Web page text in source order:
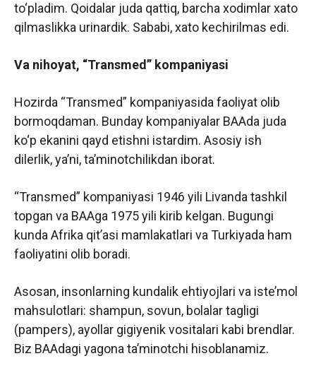
to‘pladim. Qoidalar juda qattiq, barcha xodimlar xato
qilmaslikka urinardik. Sababi, xato kechirilmas edi.
Va nihoyat, “Transmed” kompaniyasi
Hozirda “Transmed” kompaniyasida faoliyat olib
bormoqdaman. Bunday kompaniyalar BAAda juda
ko‘p ekanini qayd etishni istardim. Asosiy ish
dilerlik, ya’ni, ta’minotchilikdan iborat.
“Transmed” kompaniyasi 1946 yili Livanda tashkil
topgan va BAAga 1975 yili kirib kelgan. Bugungi
kunda Afrika qit’asi mamlakatlari va Turkiyada ham
faoliyatini olib boradi.
Asosan, insonlarning kundalik ehtiyojlari va iste’mol
mahsulotlari: shampun, sovun, bolalar tagligi
(pampers), ayollar gigiyenik vositalari kabi brendlar.
Biz BAAdagi yagona ta’minotchi hisoblanamiz.